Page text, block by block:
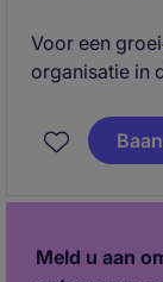
Voor een
organisatie in
de financiële
rapportages.
Meld u aan